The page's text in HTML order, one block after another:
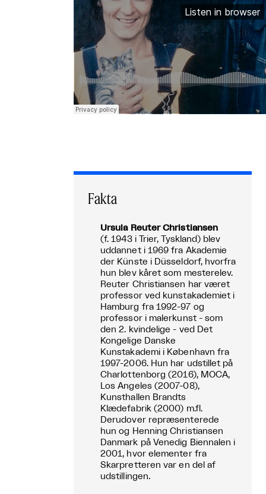
Fakta
Ursula Reuter Christiansen
(f. 1943 i Trier, Tyskland) blev
uddannet i 1969 fra Akademie
der Künste i Düsseldorf, hvorfra
hun blev kåret som mesterelev.
Reuter Christiansen har været
professor ved kunstakademiet i
Hamburg fra 1992-97 og
professor i malerkunst - som
den 2. kvindelige - ved Det
Kongelige Danske
Kunstakademi i København fra
1997-2006. Hun har udstillet på
Charlottenborg (2016), MOCA,
Los Angeles (2007-08),
Kunsthallen Brandts
Klædefabrik (2000) m.fl.
Derudover repræsenterede
hun og Henning Christiansen
Danmark på Venedig Biennalen i
2001, hvor elementer fra
Skarpretteren var en del af
udstillingen.